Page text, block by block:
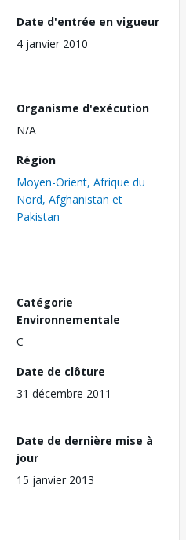
Date d'entrée en vigueur
4 janvier 2010
Organisme d'exécution
N/A
Région
Moyen-Orient, Afrique du
Nord, Afghanistan et
Pakistan
Catégorie
Environnementale
C
Date de clôture
31 décembre 2011
Date de dernière mise à
jour
15 janvier 2013